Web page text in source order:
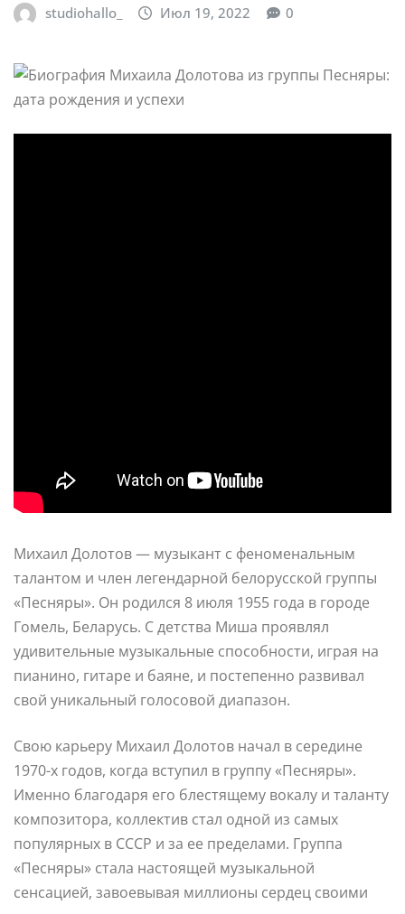
studiohallo_ Июл 19, 2022 0
Михаил Долотов — музыкант с феноменальным
талантом и член легендарной белорусской группы
«Песняры». Он родился 8 июля 1955 года в городе
Гомель, Беларусь. С детства Миша проявлял
удивительные музыкальные способности, играя на
пианино, гитаре и баяне, и постепенно развивал
свой уникальный голосовой диапазон.
Свою карьеру Михаил Долотов начал в середине
1970-х годов, когда вступил в группу «Песняры».
Именно благодаря его блестящему вокалу и таланту
композитора, коллектив стал одной из самых
популярных в СССР и за ее пределами. Группа
«Песняры» стала настоящей музыкальной
сенсацией, завоевывая миллионы сердец своими